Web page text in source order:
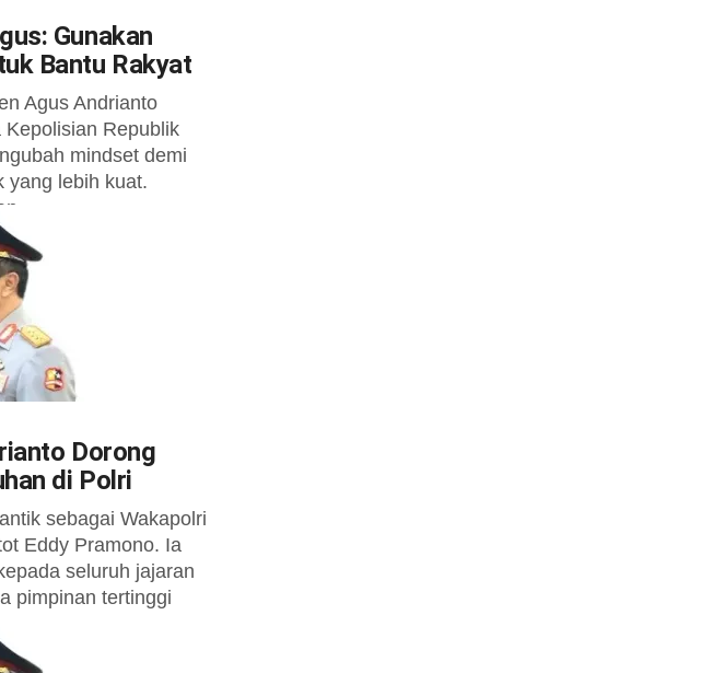
Gunakan
Bantu Rakyat
Agus Andrianto
Republik
mindset demi
yang lebih kuat.
Dorong
di Polri
sebagai Wakapolri
Eddy Pramono. Ia
seluruh jajaran
pimpinan tertinggi